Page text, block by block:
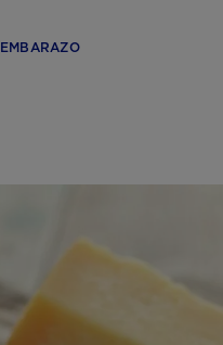
EMBARAZO